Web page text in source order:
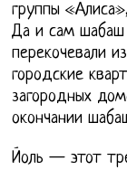
группы
Да и сам
перекочевали
городские
загородных
окончании
Йоль — этот